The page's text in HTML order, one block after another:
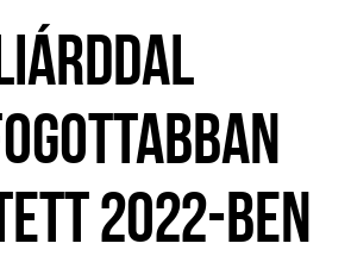
2022-BEN